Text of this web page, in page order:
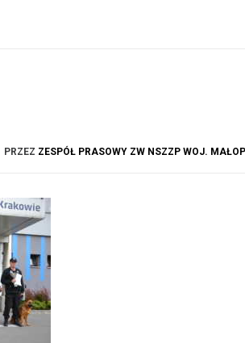
PRZEZ ZESPÓŁ PRASOWY ZW NSZZP WOJ.